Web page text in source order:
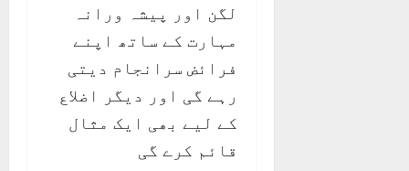
لگن اور پیشہ ورانہ
مہارت کے ساتھ اپنے
فرائض سرانجام دیتی
رہے گی اور دیگر اضلاع
کے لیے بھی ایک مثال
قائم کرے گی